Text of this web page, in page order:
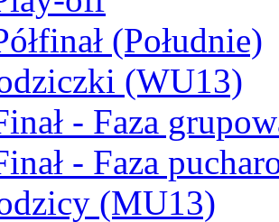
(Południe)
(WU13)
- Faza
- Faza
(MU13)